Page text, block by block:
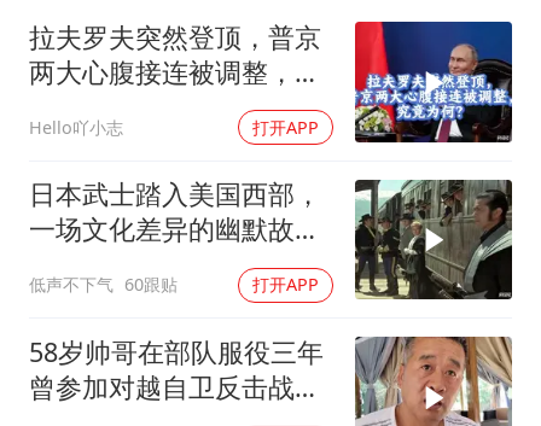
构建更高水平的全民健身公共服务体系
奋力开创中国式现代化建设新局面
拉夫罗夫突然登顶，普京
两大心腹接连被调整，究
Hello吖小志 打开APP
日本武士踏入美国西部，
一场文化差异的幽默故事
低声不下气 60跟贴 打开APP
58岁帅哥在部队服役三年
曾参加对越自卫反击战讲